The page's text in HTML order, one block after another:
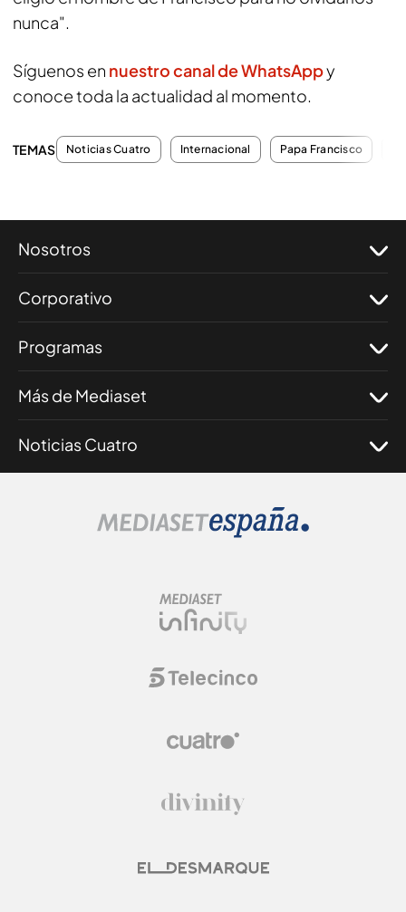
nunca".
Síguenos en nuestro canal de WhatsAppy
conoce toda la actualidad al momento.
TEMAS Noticias Cuatro Internacional Papa Francisco
Nosotros
Corporativo
Programas
Más de Mediaset
Noticias Cuatro